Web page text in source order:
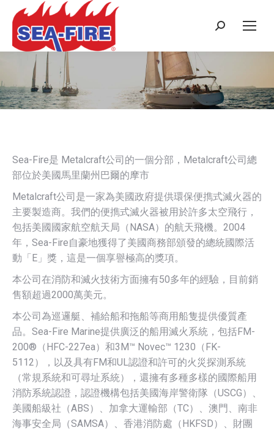
Search:
Traditional Chinese
Sea-Fire是 Metalcraft公司的一個分部，Metalcraft公司總
部位於美國馬里蘭州巴爾的摩市
Metalcraft公司是一家為美國政府提供環保便擕式滅火器的
主要製造商。我們的便擕式滅火器被用於許多太空飛行，
包括美國國家航空航天局（NASA）的航天飛機。2004
年，Sea-Fire自豪地獲得了美國商務部頒發的總統國際活
動「E」獎，這是一個享譽極高的獎項。
本公司在消防和滅火技術方面擁有50多年的經驗，目前銷
售額超過2000萬美元。
本公司為巡邏艇、補給船和拖船等商用船隻提供優質產
品。Sea-Fire Marine提供廣泛的船用滅火系統，包括FM-
200®（HFC-227ea）和3M™ Novec™ 1230（FK-
5112），以及具有FM和UL認證和許可的火災探測系統
（常規系統和可尋址系統），還擁有多種多樣的國際船用
消防系統認證，認證機構包括美國海岸警衛隊（USCG）、
美國船級社（ABS）、加拿大運輸部（TC）、澳門、南非
海事安全局（SAMSA）、香港消防處（HKFSD）、財團